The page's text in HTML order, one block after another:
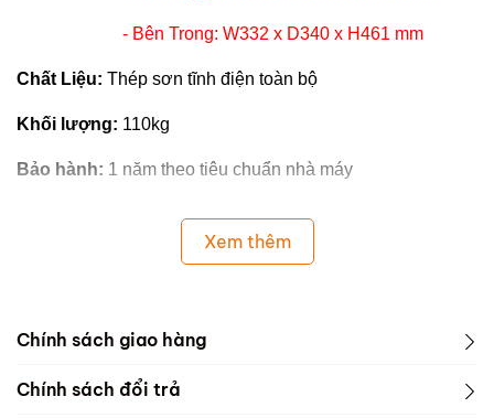
- Bên Trong: W332 x D340 x H461 mm
Chất Liệu: Thép sơn tĩnh điện toàn bộ
Khối lượng: 110kg
Bảo hành: 1 năm theo tiêu chuẩn nhà máy
Xem thêm
Chính sách giao hàng
Chính sách đổi trả